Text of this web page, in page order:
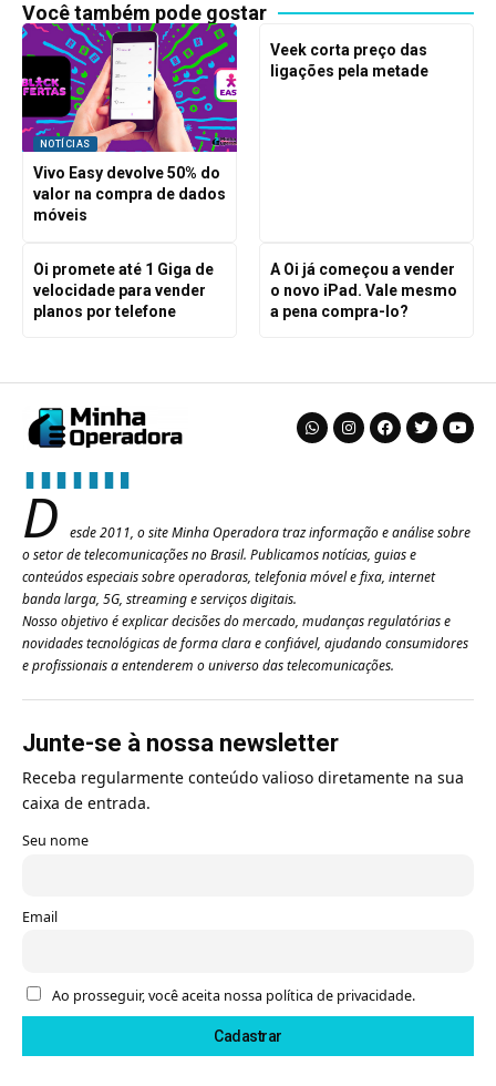
Você também pode gostar
NOTÍCIAS
Vivo Easy devolve 50% do
valor na compra de dados
móveis
Veek corta preço das
ligações pela metade
Oi promete até 1 Giga de
velocidade para vender
planos por telefone
A Oi já começou a vender
o novo iPad. Vale mesmo
a pena compra-lo?
D
esde 2011, o site Minha Operadora traz informação e análise sobre
o setor de telecomunicações no Brasil. Publicamos notícias, guias e
conteúdos especiais sobre operadoras, telefonia móvel e fixa, internet
banda larga, 5G, streaming e serviços digitais.
Nosso objetivo é explicar decisões do mercado, mudanças regulatórias e
novidades tecnológicas de forma clara e confiável, ajudando consumidores
e profissionais a entenderem o universo das telecomunicações.
Junte-se à nossa newsletter
Receba regularmente conteúdo valioso diretamente na sua
caixa de entrada.
Seu nome
Email
Ao prosseguir, você aceita nossa política de privacidade.